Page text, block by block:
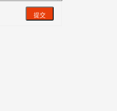
提交